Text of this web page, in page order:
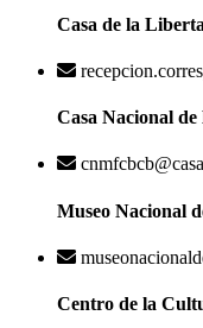
Casa de la
Casa Nacional de
Museo Nacional
Centro de la